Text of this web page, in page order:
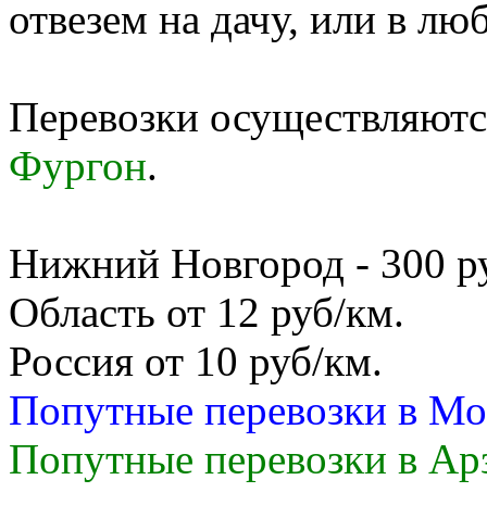
отвезем на дачу, или в
Перевозки
Фургон.
Нижний Новгород - 300
Область от 12 руб/км.
Россия от 10 руб/км.
Попутные перевозки в
Попутные перевозки в